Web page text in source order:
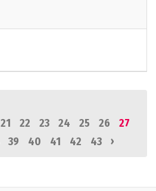
21 22 23 24 25 26
27
39 40 41 42 43 ›